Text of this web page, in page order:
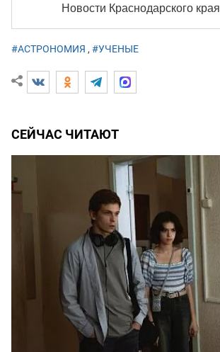
Новости Краснодарского края
#АСТРОНОМИЯ , #УЧЕНЫЕ
СЕЙЧАС ЧИТАЮТ